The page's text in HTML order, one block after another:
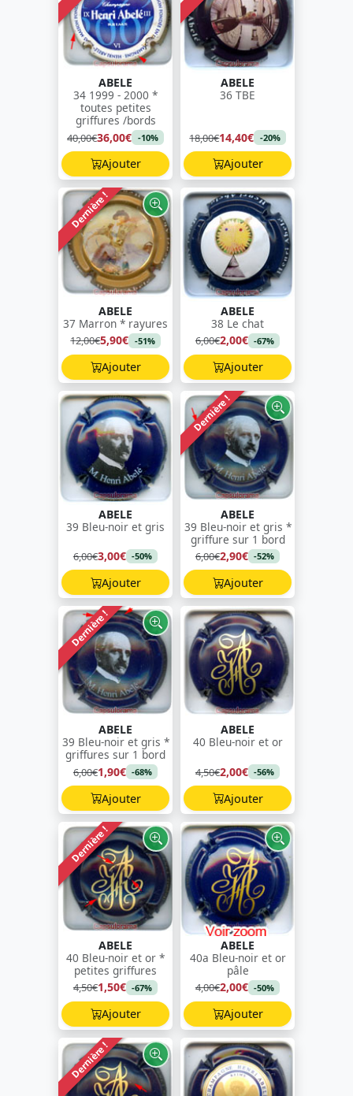
ABELE
34 1999 - 2000 *
toutes petites
griffures /bords
40,00€36,00€ -10%
Ajouter
ABELE
36 TBE
18,00€14,40€ -20%
Ajouter
Dernière !
ABELE
37 Marron * rayures
12,00€5,90€ -51%
Ajouter
ABELE
38 Le chat
6,00€2,00€ -67%
Ajouter
ABELE
39 Bleu-noir et gris
6,00€3,00€ -50%
Ajouter
Dernière !
ABELE
39 Bleu-noir et gris *
griffure sur 1 bord
6,00€2,90€ -52%
Ajouter
Dernière !
ABELE
39 Bleu-noir et gris *
griffures sur 1 bord
6,00€1,90€ -68%
Ajouter
ABELE
40 Bleu-noir et or
4,50€2,00€ -56%
Ajouter
Dernière !
ABELE
40 Bleu-noir et or *
petites griffures
4,50€1,50€ -67%
Ajouter
ABELE
40a Bleu-noir et or
pâle
4,00€2,00€ -50%
Ajouter
Dernière !